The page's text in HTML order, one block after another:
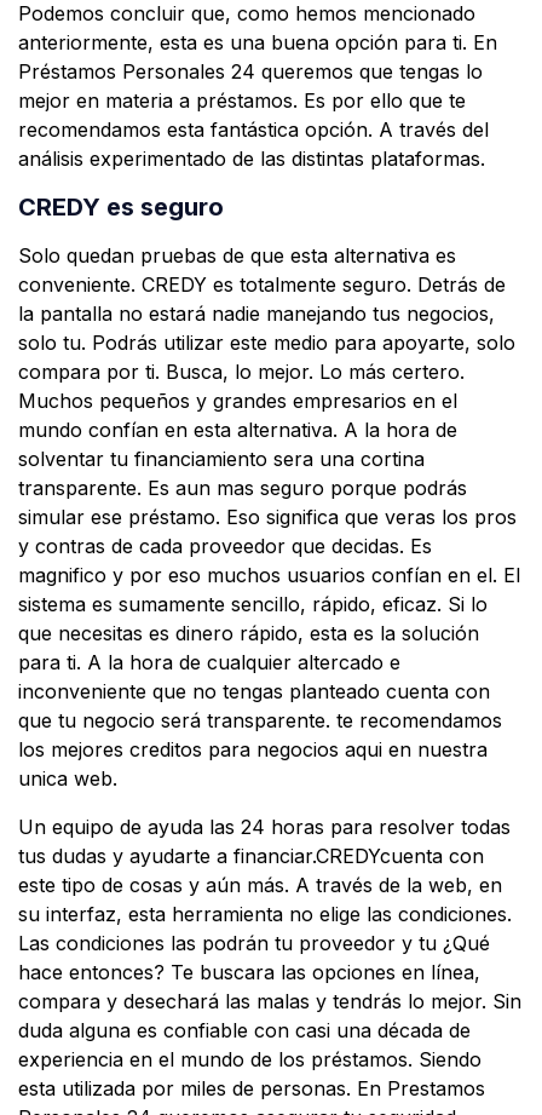
Podemos concluir que, como hemos mencionado
anteriormente, esta es una buena opción para ti. En
Préstamos Personales 24 queremos que tengas lo
mejor en materia a préstamos. Es por ello que te
recomendamos esta fantástica opción. A través del
análisis experimentado de las distintas plataformas.
CREDY es seguro
Solo quedan pruebas de que esta alternativa es
conveniente. CREDY es totalmente seguro. Detrás de
la pantalla no estará nadie manejando tus negocios,
solo tu. Podrás utilizar este medio para apoyarte, solo
compara por ti. Busca, lo mejor. Lo más certero.
Muchos pequeños y grandes empresarios en el
mundo confían en esta alternativa. A la hora de
solventar tu financiamiento sera una cortina
transparente. Es aun mas seguro porque podrás
simular ese préstamo. Eso significa que veras los pros
y contras de cada proveedor que decidas. Es
magnifico y por eso muchos usuarios confían en el. El
sistema es sumamente sencillo, rápido, eficaz. Si lo
que necesitas es dinero rápido, esta es la solución
para ti. A la hora de cualquier altercado e
inconveniente que no tengas planteado cuenta con
que tu negocio será transparente. te recomendamos
los mejores creditos para negocios aqui en nuestra
unica web.
Un equipo de ayuda las 24 horas para resolver todas
tus dudas y ayudarte a financiar.CREDYcuenta con
este tipo de cosas y aún más. A través de la web, en
su interfaz, esta herramienta no elige las condiciones.
Las condiciones las podrán tu proveedor y tu ¿Qué
hace entonces? Te buscara las opciones en línea,
compara y desechará las malas y tendrás lo mejor. Sin
duda alguna es confiable con casi una década de
experiencia en el mundo de los préstamos. Siendo
esta utilizada por miles de personas. En Prestamos